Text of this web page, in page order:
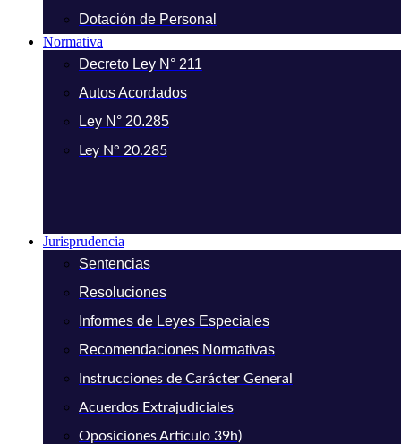
Dotación de Personal
Normativa
Decreto Ley N° 211
Autos Acordados
Ley N° 20.285
Ley N° 20.285
Jurisprudencia
Sentencias
Resoluciones
Informes de Leyes Especiales
Recomendaciones Normativas
Instrucciones de Carácter General
Acuerdos Extrajudiciales
Oposiciones Artículo 39h)